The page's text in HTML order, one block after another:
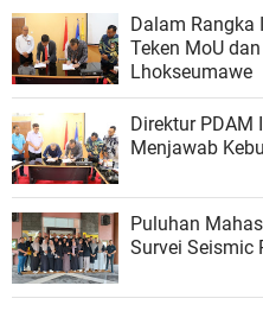
Dalam Rangka
Teken MoU
Lhokseumawe
Direktur PDAM
Menjawab
Puluhan
Survei Seismic